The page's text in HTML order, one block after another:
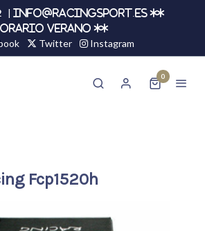
|
info@racingsport.es **
VERANO **
Twitter Instagram
0
Fcp1520h